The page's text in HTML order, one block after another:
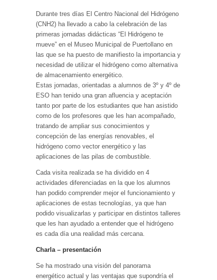
Durante tres días El Centro Nacional del Hidrógeno
(CNH2) ha llevado a cabo la celebración de las
primeras jornadas didácticas “El Hidrógeno te
mueve” en el Museo Municipal de Puertollano en
las que se ha puesto de manifiesto la importancia y
necesidad de utilizar el hidrógeno como alternativa
de almacenamiento energético.
Estas jornadas, orientadas a alumnos de 3º y 4º de
ESO han tenido una gran afluencia y aceptación
tanto por parte de los estudiantes que han asistido
como de los profesores que les han acompañado,
tratando de ampliar sus conocimientos y
concepción de las energías renovables, el
hidrógeno como vector energético y las
aplicaciones de las pilas de combustible.
Cada visita realizada se ha dividido en 4
actividades diferenciadas en la que los alumnos
han podido comprender mejor el funcionamiento y
aplicaciones de estas tecnologías, ya que han
podido visualizarlas y participar en distintos talleres
que les han ayudado a entender que el hidrógeno
es cada día una realidad más cercana.
Charla – presentación
Se ha mostrado una visión del panorama
energético actual y las ventajas que supondría el